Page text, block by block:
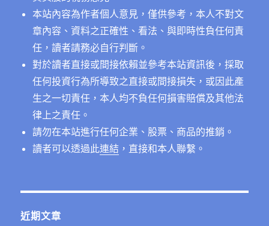
本站內容為作者個人意見，僅供參考，本人不對文
章內容、資料之正確性、看法、與即時性負任何責
任，讀者請務必自行判斷。
對於讀者直接或間接依賴並參考本站資訊後，採取
任何投資行為所導致之直接或間接損失，或因此產
生之一切責任，本人均不負任何損害賠償及其他法
律上之責任。
請勿在本站進行任何企業、股票、商品的推銷。
讀者可以透過此連結 ，直接和本人聯繫。
近期文章